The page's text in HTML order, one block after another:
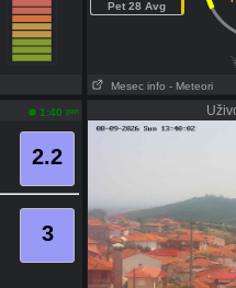
Pet 28 Avg
Mesec info - Meteori
1:40 pm
2.2
3